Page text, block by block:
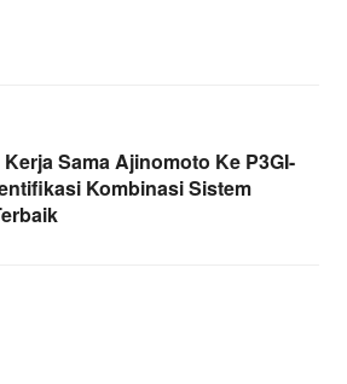
Sama Ajinomoto Ke P3GI-
Kombinasi Sistem